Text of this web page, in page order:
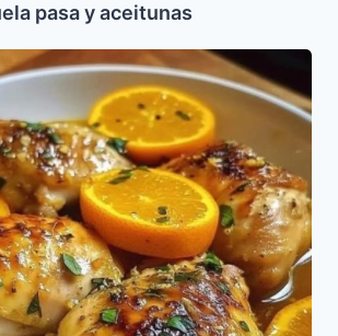
pasa y aceitunas